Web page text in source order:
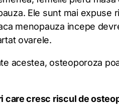
Ele sunt mai expuse
menopauza incepe
ovarele.
acestea, osteoporoza
care cresc riscul de